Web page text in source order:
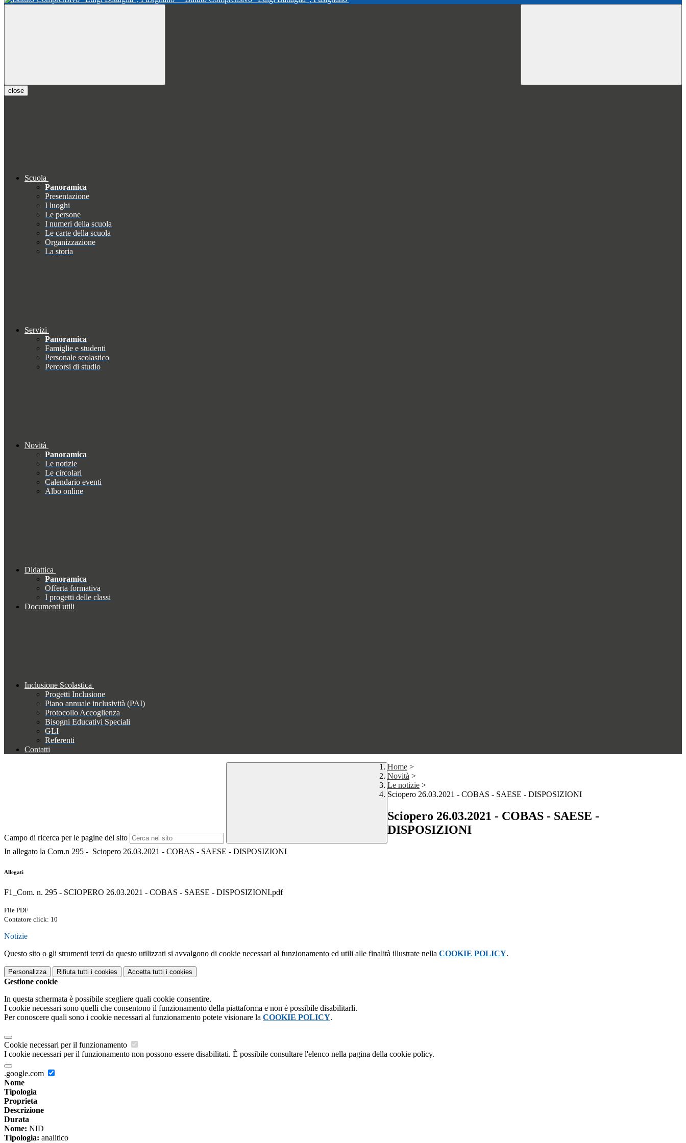
close
Scuola
Panoramica
Presentazione
I luoghi
Le persone
I numeri della scuola
Le carte della scuola
Organizzazione
La storia
Servizi
Panoramica
Famiglie e studenti
Personale scolastico
Percorsi di studio
Novità
Panoramica
Le notizie
Le circolari
Calendario eventi
Albo online
Didattica
Panoramica
Offerta formativa
I progetti delle classi
Documenti utili
Inclusione Scolastica
Progetti Inclusione
Piano annuale inclusività (PAI)
Protocollo Accoglienza
Bisogni Educativi Speciali
GLI
Referenti
Contatti
Campo di ricerca per le pagine del sito
Home >
Novità >
Le notizie >
Sciopero 26.03.2021 - COBAS - SAESE - DISPOSIZIONI
Sciopero 26.03.2021 - COBAS - SAESE -
DISPOSIZIONI
In allegato la Com.n 295 - Sciopero 26.03.2021 - COBAS - SAESE - DISPOSIZIONI
Allegati
F1_Com. n. 295 - SCIOPERO 26.03.2021 - COBAS - SAESE - DISPOSIZIONI.pdf
File PDF
Contatore click: 10
Notizie
Questo sito o gli strumenti terzi da questo utilizzati si avvalgono di cookie necessari al funzionamento ed utili alle finalità illustrate nella COOKIE POLICY.
Personalizza Rifiuta tutti i cookies Accetta tutti i cookies
Gestione cookie
In questa schermata è possibile scegliere quali cookie consentire.
I cookie necessari sono quelli che consentono il funzionamento della piattaforma e non è possibile disabilitarli.
Per conoscere quali sono i cookie necessari al funzionamento potete visionare la COOKIE POLICY.
Cookie necessari per il funzionamento
I cookie necessari per il funzionamento non possono essere disabilitati. È possibile consultare l'elenco nella pagina della cookie policy.
.google.com
Nome
Tipologia
Proprieta
Descrizione
Durata
Nome: NID
Tipologia: analitico